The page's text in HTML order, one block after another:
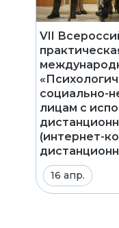
VII
социально-
лицам с
(интернет-
16 апр.